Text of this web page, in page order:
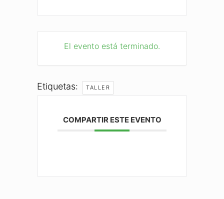
El evento está terminado.
Etiquetas: TALLER
COMPARTIR ESTE EVENTO